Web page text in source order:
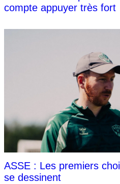
compte appuyer très fort
ASSE : Les premiers
se dessinent